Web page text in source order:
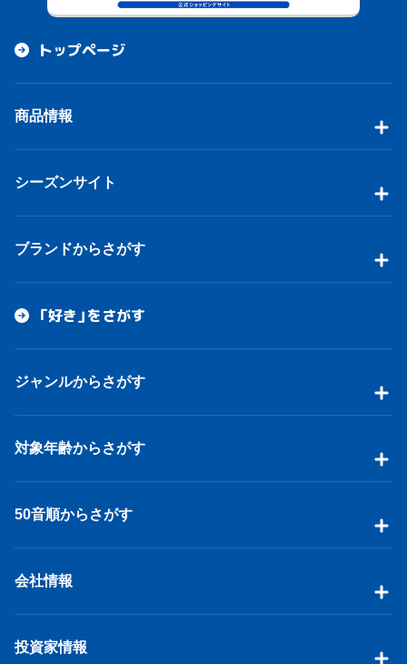
トップページ
商品情報
シーズンサイト
ブランドからさがす
「好き」をさがす
ジャンルからさがす
対象年齢からさがす
50音順からさがす
会社情報
投資家情報